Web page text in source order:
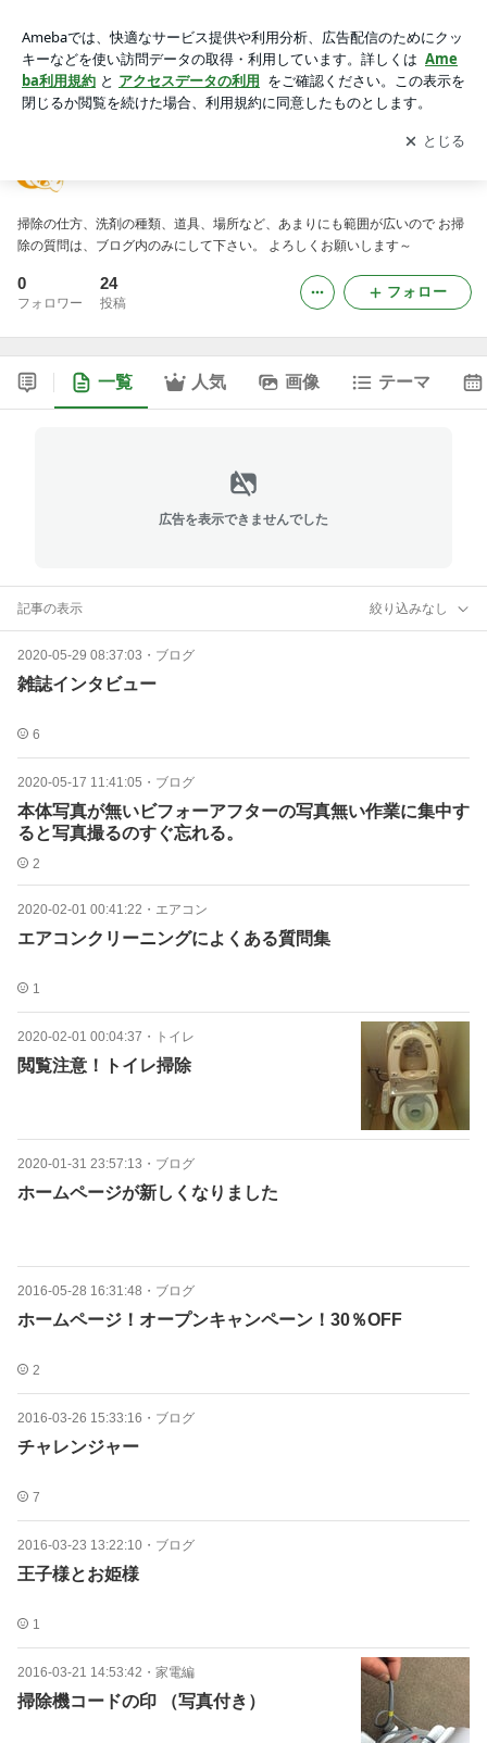
アプリをダウンロードして ブログの更新通知
を受け取りまし
ょう。
開く
掃除の仕方、洗剤の種類、道具、場所など、あまりにも範囲が広いので お掃
除の質問は、ブログ内のみにして下さい。 よろしくお願いします～
0
フォロワー
24
投稿
フォロー
一覧 人気 画像 テーマ
広告を表示できませんでした
記事の表示 絞り込みなし
2020-05-29 08:37:03 ・ ブログ
雑誌インタビュー
6
2020-05-17 11:41:05 ・ ブログ
本体写真が無いビフォーアフターの写真無い作業に集中す
ると写真撮るのすぐ忘れる。
2
2020-02-01 00:41:22 ・ エアコン
エアコンクリーニングによくある質問集
1
2020-02-01 00:04:37 ・ トイレ
閲覧注意！トイレ掃除
2020-01-31 23:57:13 ・ ブログ
ホームページが新しくなりました
2016-05-28 16:31:48 ・ ブログ
ホームページ！オープンキャンペーン！30％OFF
2
2016-03-26 15:33:16 ・ ブログ
チャレンジャー
7
2016-03-23 13:22:10 ・ ブログ
王子様とお姫様
1
2016-03-21 14:53:42 ・ 家電編
掃除機コードの印 （写真付き）